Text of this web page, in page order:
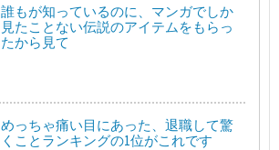
誰もが知っているのに、マンガでしか
見たことない伝説のアイテムをもらっ
たから見て
めっちゃ痛い目にあった、退職して驚
くことランキングの1位がこれです